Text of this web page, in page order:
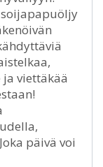
viettäkää
päivä voi